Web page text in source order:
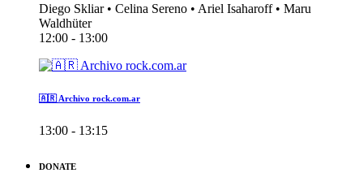
Diego Skliar • Celina Sereno • Ariel Isaharoff • Maru
Waldhüter
12:00 - 13:00
🇦🇷 Archivo rock.com.ar
13:00 - 13:15
DONATE